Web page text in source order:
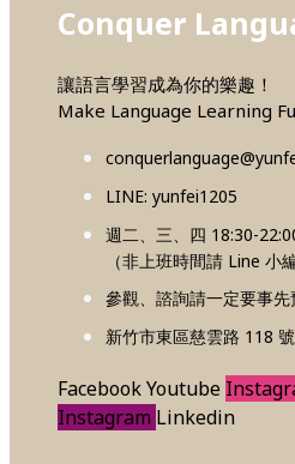
Conquer
讓語言學習成為你的樂趣！
Make Language Learning
LINE: yunfei1205
週二、三、四 18:30-
（非上班時間請 Line 小
參觀、諮詢請一定要事先
新竹市東區慈雲路 118
FacebookYoutube
Instagram Linkedin